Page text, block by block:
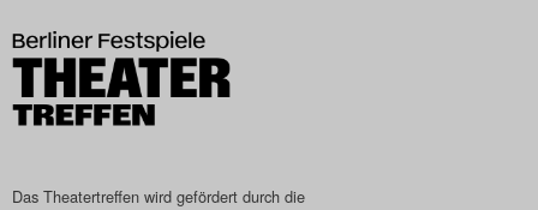
Das Theatertreffen wird gefördert durch die